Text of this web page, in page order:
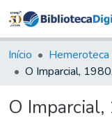
Início Hemeroteca
O Imparcial,
O